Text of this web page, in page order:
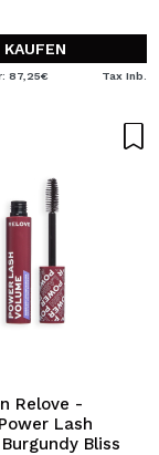
KAUFEN
87,25€ Tax Inb.
Relove -
Lash
Bliss